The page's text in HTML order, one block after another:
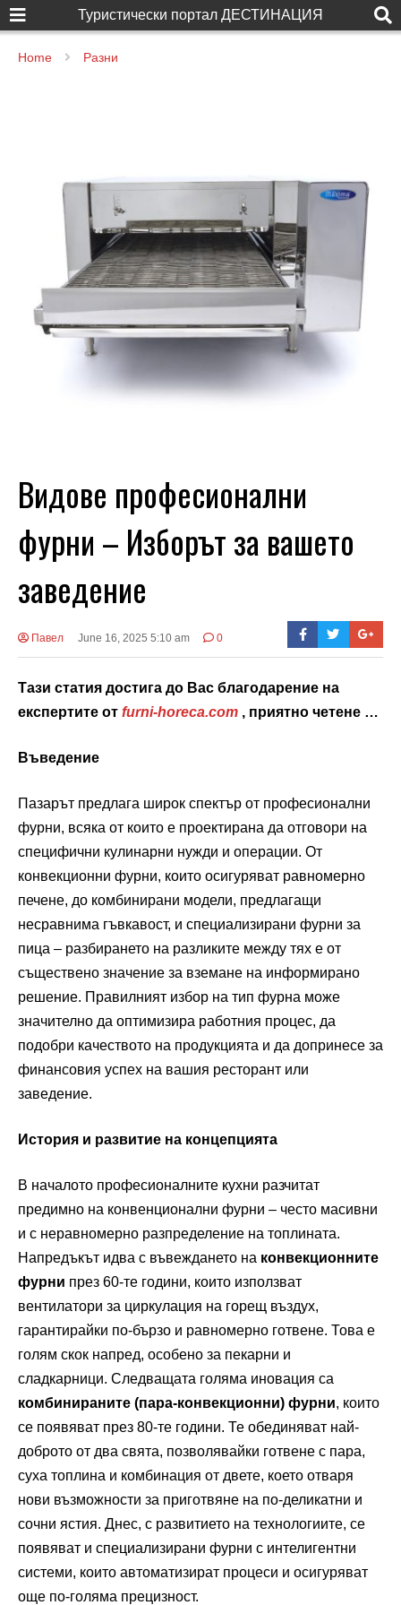
Туристически портал ДЕСТИНАЦИЯ
Home Разни
Видове професионални
фурни – Изборът за вашето
заведение
Павел June 16, 2025 5:10 am 0
Тази статия достига до Вас благодарение на
експертите от furni-horeca.com , приятно четене …
Въведение
Пазарът предлага широк спектър от професионални
фурни, всяка от които е проектирана да отговори на
специфични кулинарни нужди и операции. От
конвекционни фурни, които осигуряват равномерно
печене, до комбинирани модели, предлагащи
несравнима гъвкавост, и специализирани фурни за
пица – разбирането на разликите между тях е от
съществено значение за вземане на информирано
решение. Правилният избор на тип фурна може
значително да оптимизира работния процес, да
подобри качеството на продукцията и да допринесе за
финансовия успех на вашия ресторант или
заведение.
История и развитие на концепцията
В началото професионалните кухни разчитат
предимно на конвенционални фурни – често масивни
и с неравномерно разпределение на топлината.
Напредъкът идва с въвеждането на конвекционните
фурни през 60-те години, които използват
вентилатори за циркулация на горещ въздух,
гарантирайки по-бързо и равномерно готвене. Това е
голям скок напред, особено за пекарни и
сладкарници. Следващата голяма иновация са
комбинираните (пара-конвекционни) фурни, които
се появяват през 80-те години. Те обединяват най-
доброто от два свята, позволявайки готвене с пара,
суха топлина и комбинация от двете, което отваря
нови възможности за приготвяне на по-деликатни и
сочни ястия. Днес, с развитието на технологиите, се
появяват и специализирани фурни с интелигентни
системи, които автоматизират процеси и осигуряват
още по-голяма прецизност.